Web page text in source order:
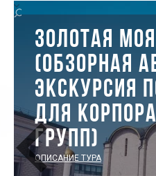
ЗОЛОТАЯ
(ОБЗОРНАЯ
ЭКСКУРСИЯ
ДЛЯ
ГРУПП)
ОПИСАНИЕ ТУРА